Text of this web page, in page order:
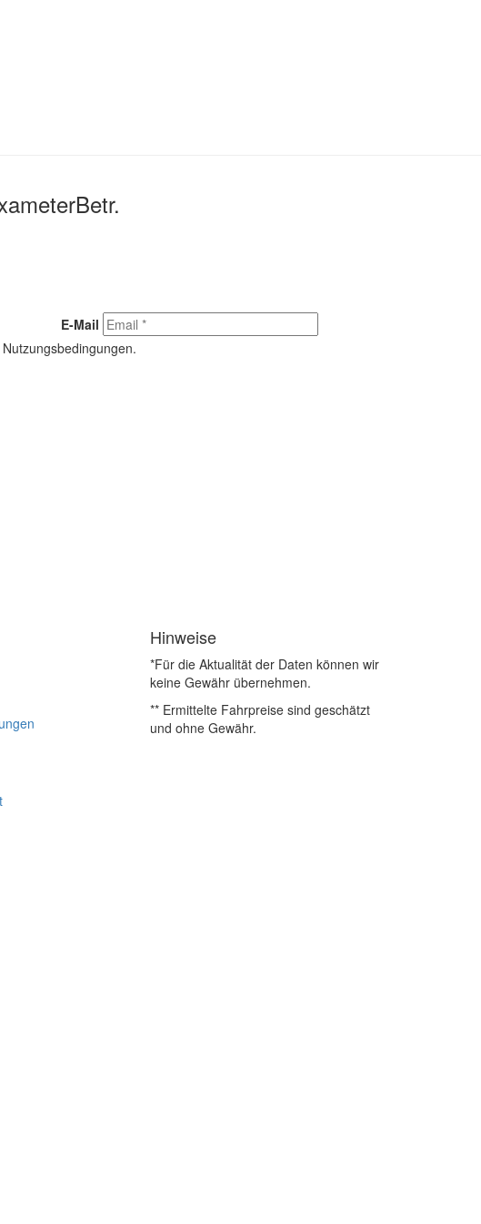
E-Mail
Hinweise
*Für die Aktualität der Daten können wir
keine Gewähr übernehmen.
** Ermittelte Fahrpreise sind geschätzt
und ohne Gewähr.